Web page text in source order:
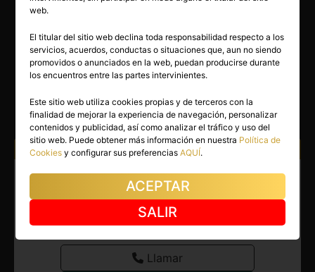
25 años
JASMIN
Palma de Mallorca(Baleares)
(10)
Atiendo a: Hombres Mujeres Parejas
Escort en Palma de Mallorca.
Brasileña juguetona y siempre
amable.
Llamar
web.
El titular del sitio web declina toda responsabilidad respecto a los
servicios, acuerdos, conductas o situaciones que, aun no siendo
promovidos o anunciados en la web, puedan producirse durante
los encuentros entre las partes intervinientes.
Este sitio web utiliza cookies propias y de terceros con la
finalidad de mejorar la experiencia de navegación, personalizar
contenidos y publicidad, así como analizar el tráfico y uso del
sitio web. Puede obtener más información en nuestra Política de
Cookies y configurar sus preferenciasAQUÍ.
ACEPTAR
SALIR